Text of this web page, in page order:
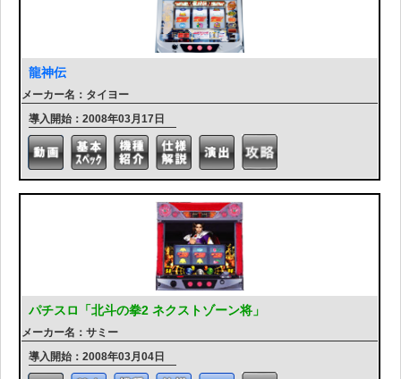
龍神伝
メーカー名：タイヨー
導入開始：2008年03月17日
パチスロ「北斗の拳2 ネクストゾーン将」
メーカー名：サミー
導入開始：2008年03月04日